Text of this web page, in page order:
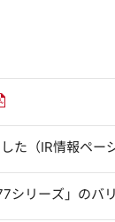
リンクを新しい
た（IR情報ページ
シリーズ」のバ